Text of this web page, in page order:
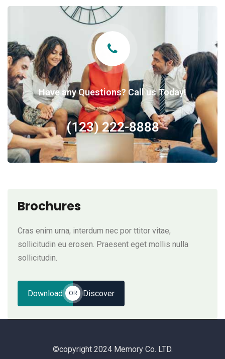
Have any Questions? Call us Today!
(123) 222-8888
Brochures
Cras enim urna, interdum nec por ttitor vitae,
sollicitudin eu erosen. Praesent eget mollis nulla
sollicitudin.
Download OR Discover
©copyright 2024 Memory Co. LTD.